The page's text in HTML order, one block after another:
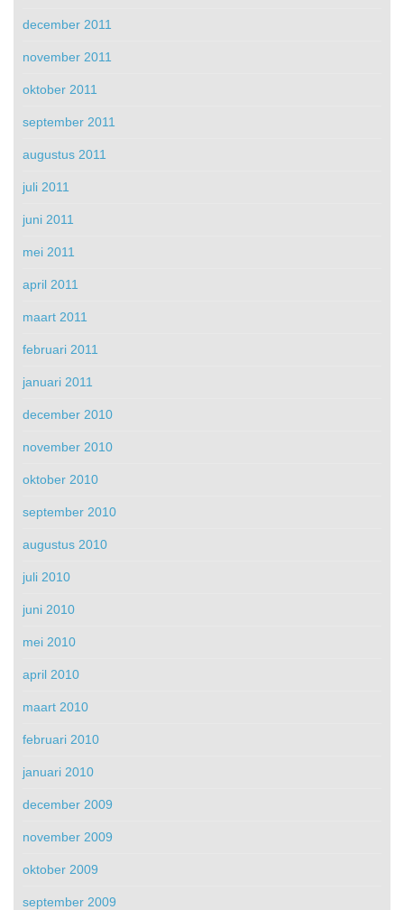
december 2011
november 2011
oktober 2011
september 2011
augustus 2011
juli 2011
juni 2011
mei 2011
april 2011
maart 2011
februari 2011
januari 2011
december 2010
november 2010
oktober 2010
september 2010
augustus 2010
juli 2010
juni 2010
mei 2010
april 2010
maart 2010
februari 2010
januari 2010
december 2009
november 2009
oktober 2009
september 2009